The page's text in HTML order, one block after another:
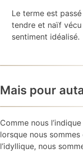
Le terme est
tendre et naïf vécu
sentiment idéalisé.
Mais pour
Comme nous
lorsque nous
l’idyllique, nous